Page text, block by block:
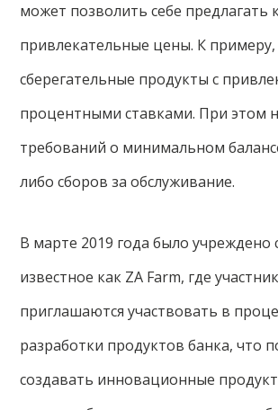
может позволить себе предлагать
привлекательные цены. К примеру,
сберегательные продукты с
процентными ставками. При этом
требований о минимальном
либо сборов за обслуживание.
В марте 2019 года было учреждено
известное как ZA Farm, где
приглашаются участвовать в
разработки продуктов банка, что
создавать инновационные